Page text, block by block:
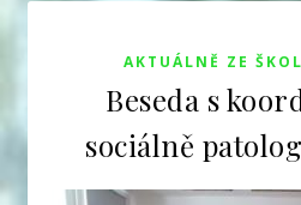
AKTUÁLNĚ ZE
Beseda s
sociálně